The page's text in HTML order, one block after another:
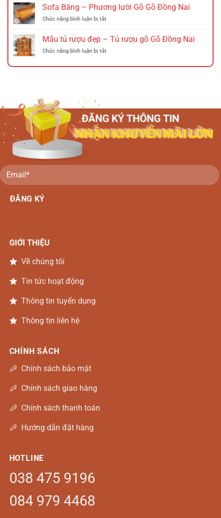
cừ
Nai
băng
Tràm
lười
tràm)
Sofa Băng – Phương lười Gỗ Gõ Đồng Nai
Chức năng bình luận bị tắtở
Băng
Phương
Gỗ
Mẫu tủ rượu đẹp – Tủ rượu gỗ Gõ Đồng Nai
Chức năng bình luận bị tắtở
tủ
rượu
gỗ
Đồng
GIỚI THIỆU
Về chúng tôi
Tin tức hoạt động
Thông tin tuyển dụng
Thông tin liên hệ
CHÍNH SÁCH
Chính sách bảo mật
Chính sách giao hàng
Chính sách thanh toán
Hướng dẫn đặt hàng
HOTLINE
038 475 9196
084 979 4468